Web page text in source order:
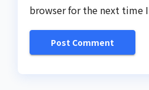
browser for the next time